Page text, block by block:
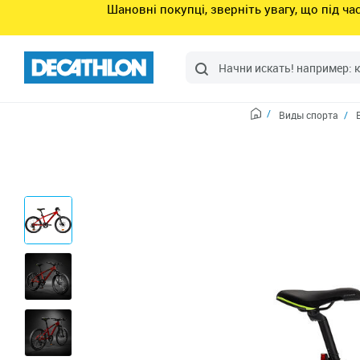
Шановні покупці, зверніть увагу, що під
Виды спорта